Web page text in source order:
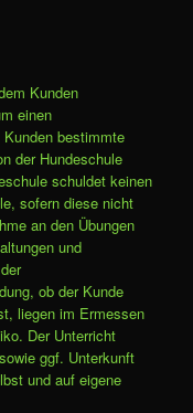
Kunden
einen
bestimmte
der Hundeschule
schuldet keinen
sofern diese nicht
an den Übungen
und
ob der Kunde
liegen im Ermessen
Der Unterricht
ggf. Unterkunft
und auf eigene